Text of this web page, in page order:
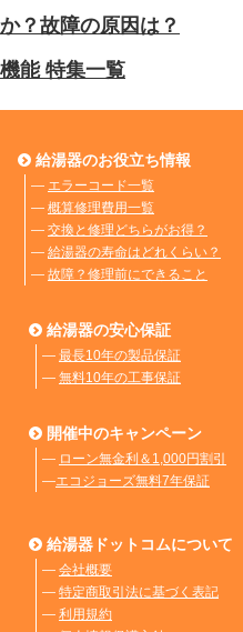
？故障の原因は？
能 特集一覧
給湯器のお役立ち情報
― エラーコード一覧
― 概算修理費用一覧
― 交換と修理どちらがお得？
― 給湯器の寿命はどれくらい？
― 故障？修理前にできること
給湯器の安心保証
― 最長10年の製品保証
― 無料10年の工事保証
開催中のキャンペーン
― ローン無金利＆1,000円割引
―エコジョーズ無料7年保証
給湯器ドットコムについて
― 会社概要
― 特定商取引法に基づく表記
― 利用規約